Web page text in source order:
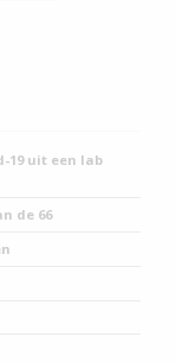
19 uit een lab
de 66